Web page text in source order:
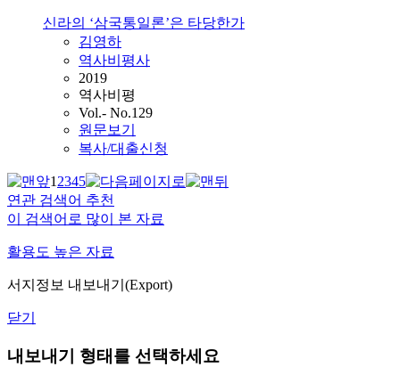
신라의 ‘삼국통일론’은 타당한가
김영하
역사비평사
2019
역사비평
Vol.- No.129
원문보기
복사/대출신청
12345
연관 검색어 추천
이 검색어로 많이 본 자료
활용도 높은 자료
서지정보 내보내기(Export)
닫기
내보내기 형태를 선택하세요